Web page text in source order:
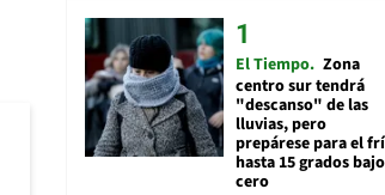
El Tiempo Zona
centro sur tendrá
"descanso" de las
lluvias, pero
prepárese para el
hasta 15 grados bajo
cero